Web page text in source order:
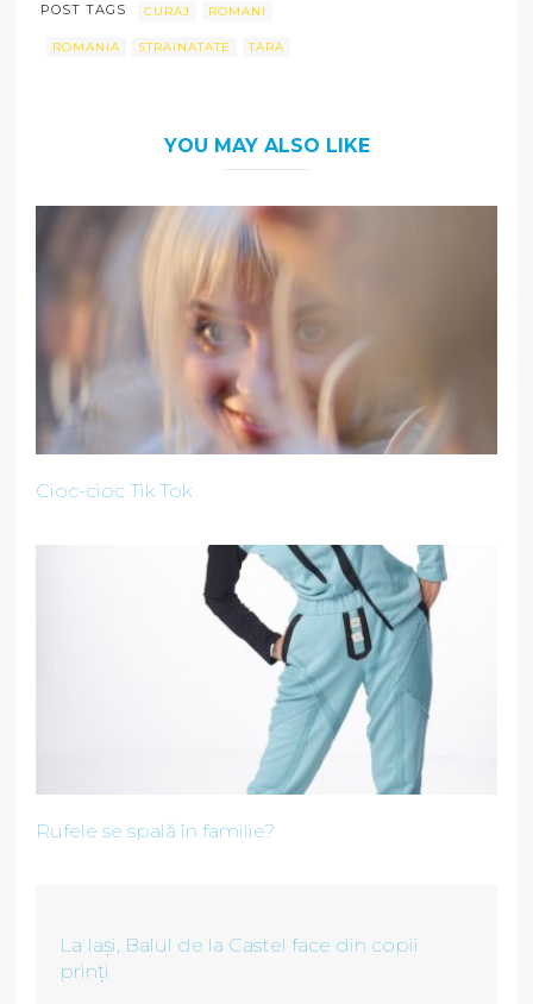
POST TAGS CURAJ ROMANI
ROMANIA STRAINATATE TARA
YOU MAY ALSO LIKE
Cioc-cioc Tik Tok
Rufele se spală în familie?
La Iași, Balul de la Castel face din copii
prinți